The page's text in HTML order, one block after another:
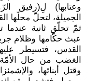
وعتابها) لِ(رفيق
الجميلة، لتحلّ محلّها
ثمّ تحلّق ثانية
عبث حكّامها وظلام
القدس، فتسيطر
الغضب من حال
وقتل أبنائها،